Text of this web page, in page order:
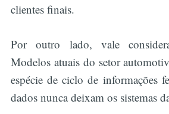
clientes finais.
Por outro lado, vale
Modelos atuais do setor
espécie de ciclo de informações
dados nunca deixam os sistemas